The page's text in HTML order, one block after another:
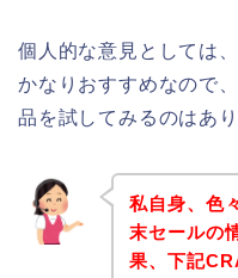
個人的な意見としては
かなりおすすめなので
品を試してみるのはあ
私自身、色
末セールの
果、下記